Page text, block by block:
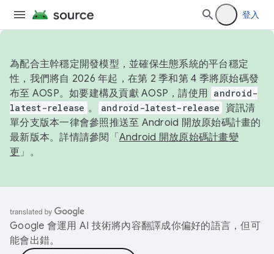
登入
為配合主幹穩定開發模型，並確保生態系統的平台穩定
性，我們將自 2026 年起，在第 2 季和第 4 季將原始碼發
布至 AOSP。如要建構及貢獻 AOSP，請使用 android-
latest-release 。 android-latest-release
資訊清
單分支版本一律會參照推送至 Android 開放原始碼計畫的
最新版本。詳情請參閱「 Android 開放原始碼計畫變
更 」。
Google 會運用 AI 技術將內容翻譯成你偏好的語言，但可
能會出錯。